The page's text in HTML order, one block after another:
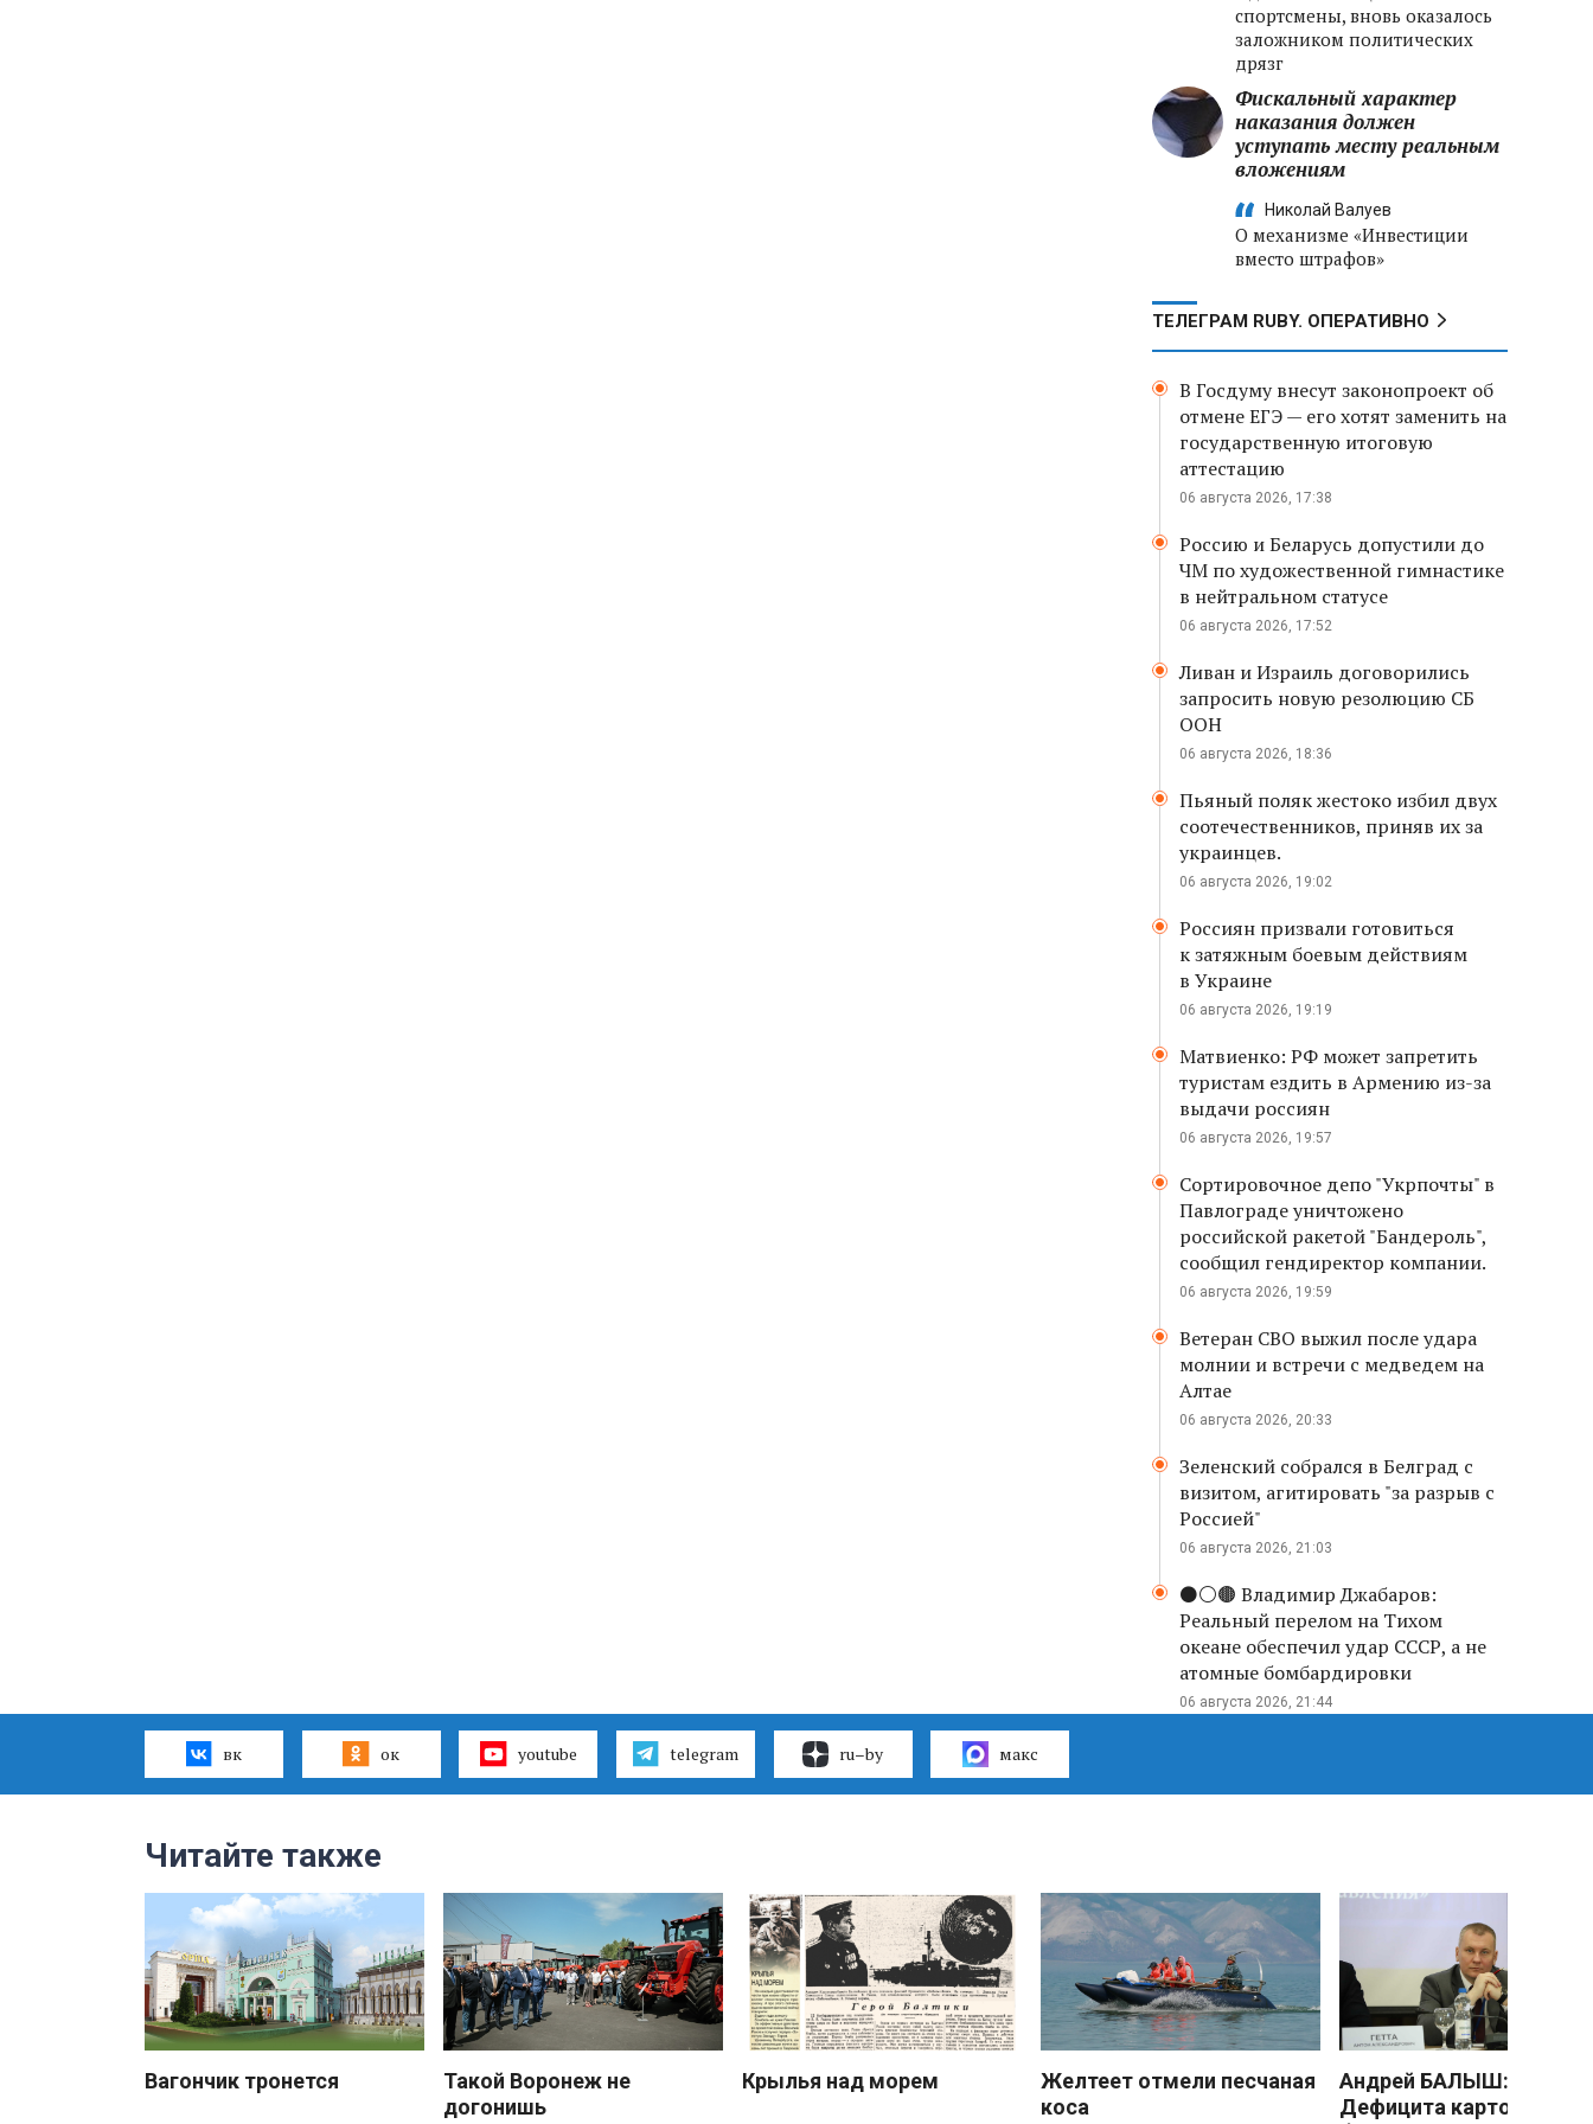
спортсмены, вновь оказалось
заложником политических
дрязг
Фискальный характер
наказания должен
уступать месту реальным
вложениям
Николай Валуев
О механизме «Инвестиции
вместо штрафов»
ТЕЛЕГРАМ RUBY. ОПЕРАТИВНО
В Госдуму внесут законопроект об
отмене ЕГЭ — его хотят заменить на
государственную итоговую
аттестацию
06 августа 2026, 17:38
Россию и Беларусь допустили до
ЧМ по художественной гимнастике
в нейтральном статусе
06 августа 2026, 17:52
Ливан и Израиль договорились
запросить новую резолюцию СБ
ООН
06 августа 2026, 18:36
Пьяный поляк жестоко избил двух
соотечественников, приняв их за
украинцев.
06 августа 2026, 19:02
Россиян призвали готовиться
к затяжным боевым действиям
в Украине
06 августа 2026, 19:19
Матвиенко: РФ может запретить
туристам ездить в Армению из-за
выдачи россиян
06 августа 2026, 19:57
Сортировочное депо "Укрпочты" в
Павлограде уничтожено
российской ракетой "Бандероль",
сообщил гендиректор компании.
06 августа 2026, 19:59
Ветеран СВО выжил после удара
молнии и встречи с медведем на
Алтае
06 августа 2026, 20:33
Зеленский собрался в Белград с
визитом, агитировать "за разрыв с
Россией"
06 августа 2026, 21:03
⚫️⚪️🟤 Владимир Джабаров:
Реальный перелом на Тихом
океане обеспечил удар СССР, а не
атомные бомбардировки
06 августа 2026, 21:44
вк ок youtube telegram ru–by макс
Читайте также
Вагончик тронется
Такой Воронеж не
догонишь
Крылья над морем
Желтеет отмели песчаная
коса
Андрей БАЛЫШ:
Дефицита картофеля не